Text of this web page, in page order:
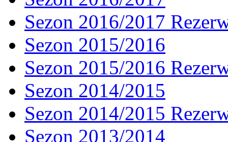
Sezon 2016/2017
Sezon 2015/2016
Sezon 2015/2016
Sezon 2014/2015
Sezon 2014/2015
Sezon 2013/2014